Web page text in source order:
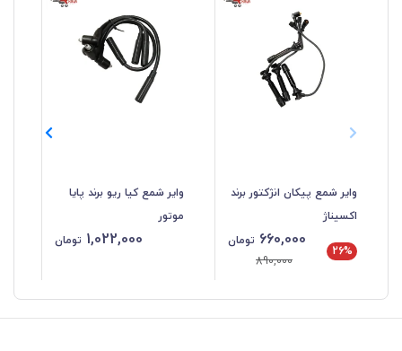
وایر شمع پیکان انژکتور برند
اکسیناژ
26%
660,000 تومان
890,000
وایر شمع کیا ریو برند پایا
موتور
1,022,000 تومان